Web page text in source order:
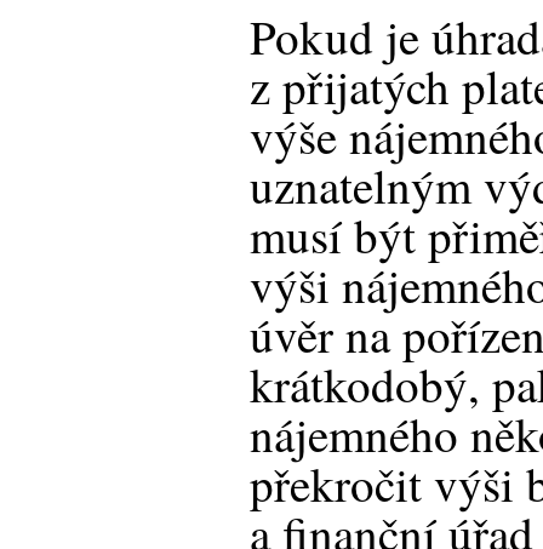
Pokud je
z přijatých
výše
uznatelným
musí být
výši
úvěr na
krátkodobý,
nájemného
překročit výši
a finanční